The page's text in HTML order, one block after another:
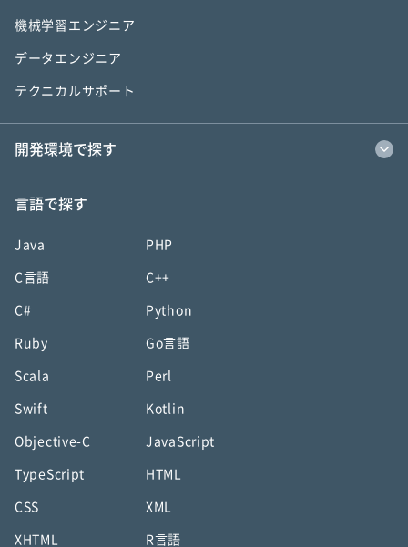
機械学習エンジニア
データエンジニア
テクニカルサポート
開発環境で探す
言語で探す
Java PHP
C言語 C++
C# Python
Ruby Go言語
Scala Perl
Swift Kotlin
Objective-C JavaScript
TypeScript HTML
CSS XML
XHTML R言語